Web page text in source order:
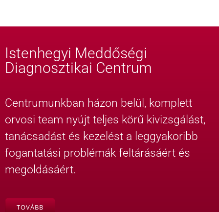
Istenhegyi Meddőségi
Diagnosztikai Centrum
Centrumunkban házon belül, komplett
orvosi team nyújt teljes körű kivizsgálást,
tanácsadást és kezelést a leggyakoribb
fogantatási problémák feltárásáért és
megoldásáért.
TOVÁBB